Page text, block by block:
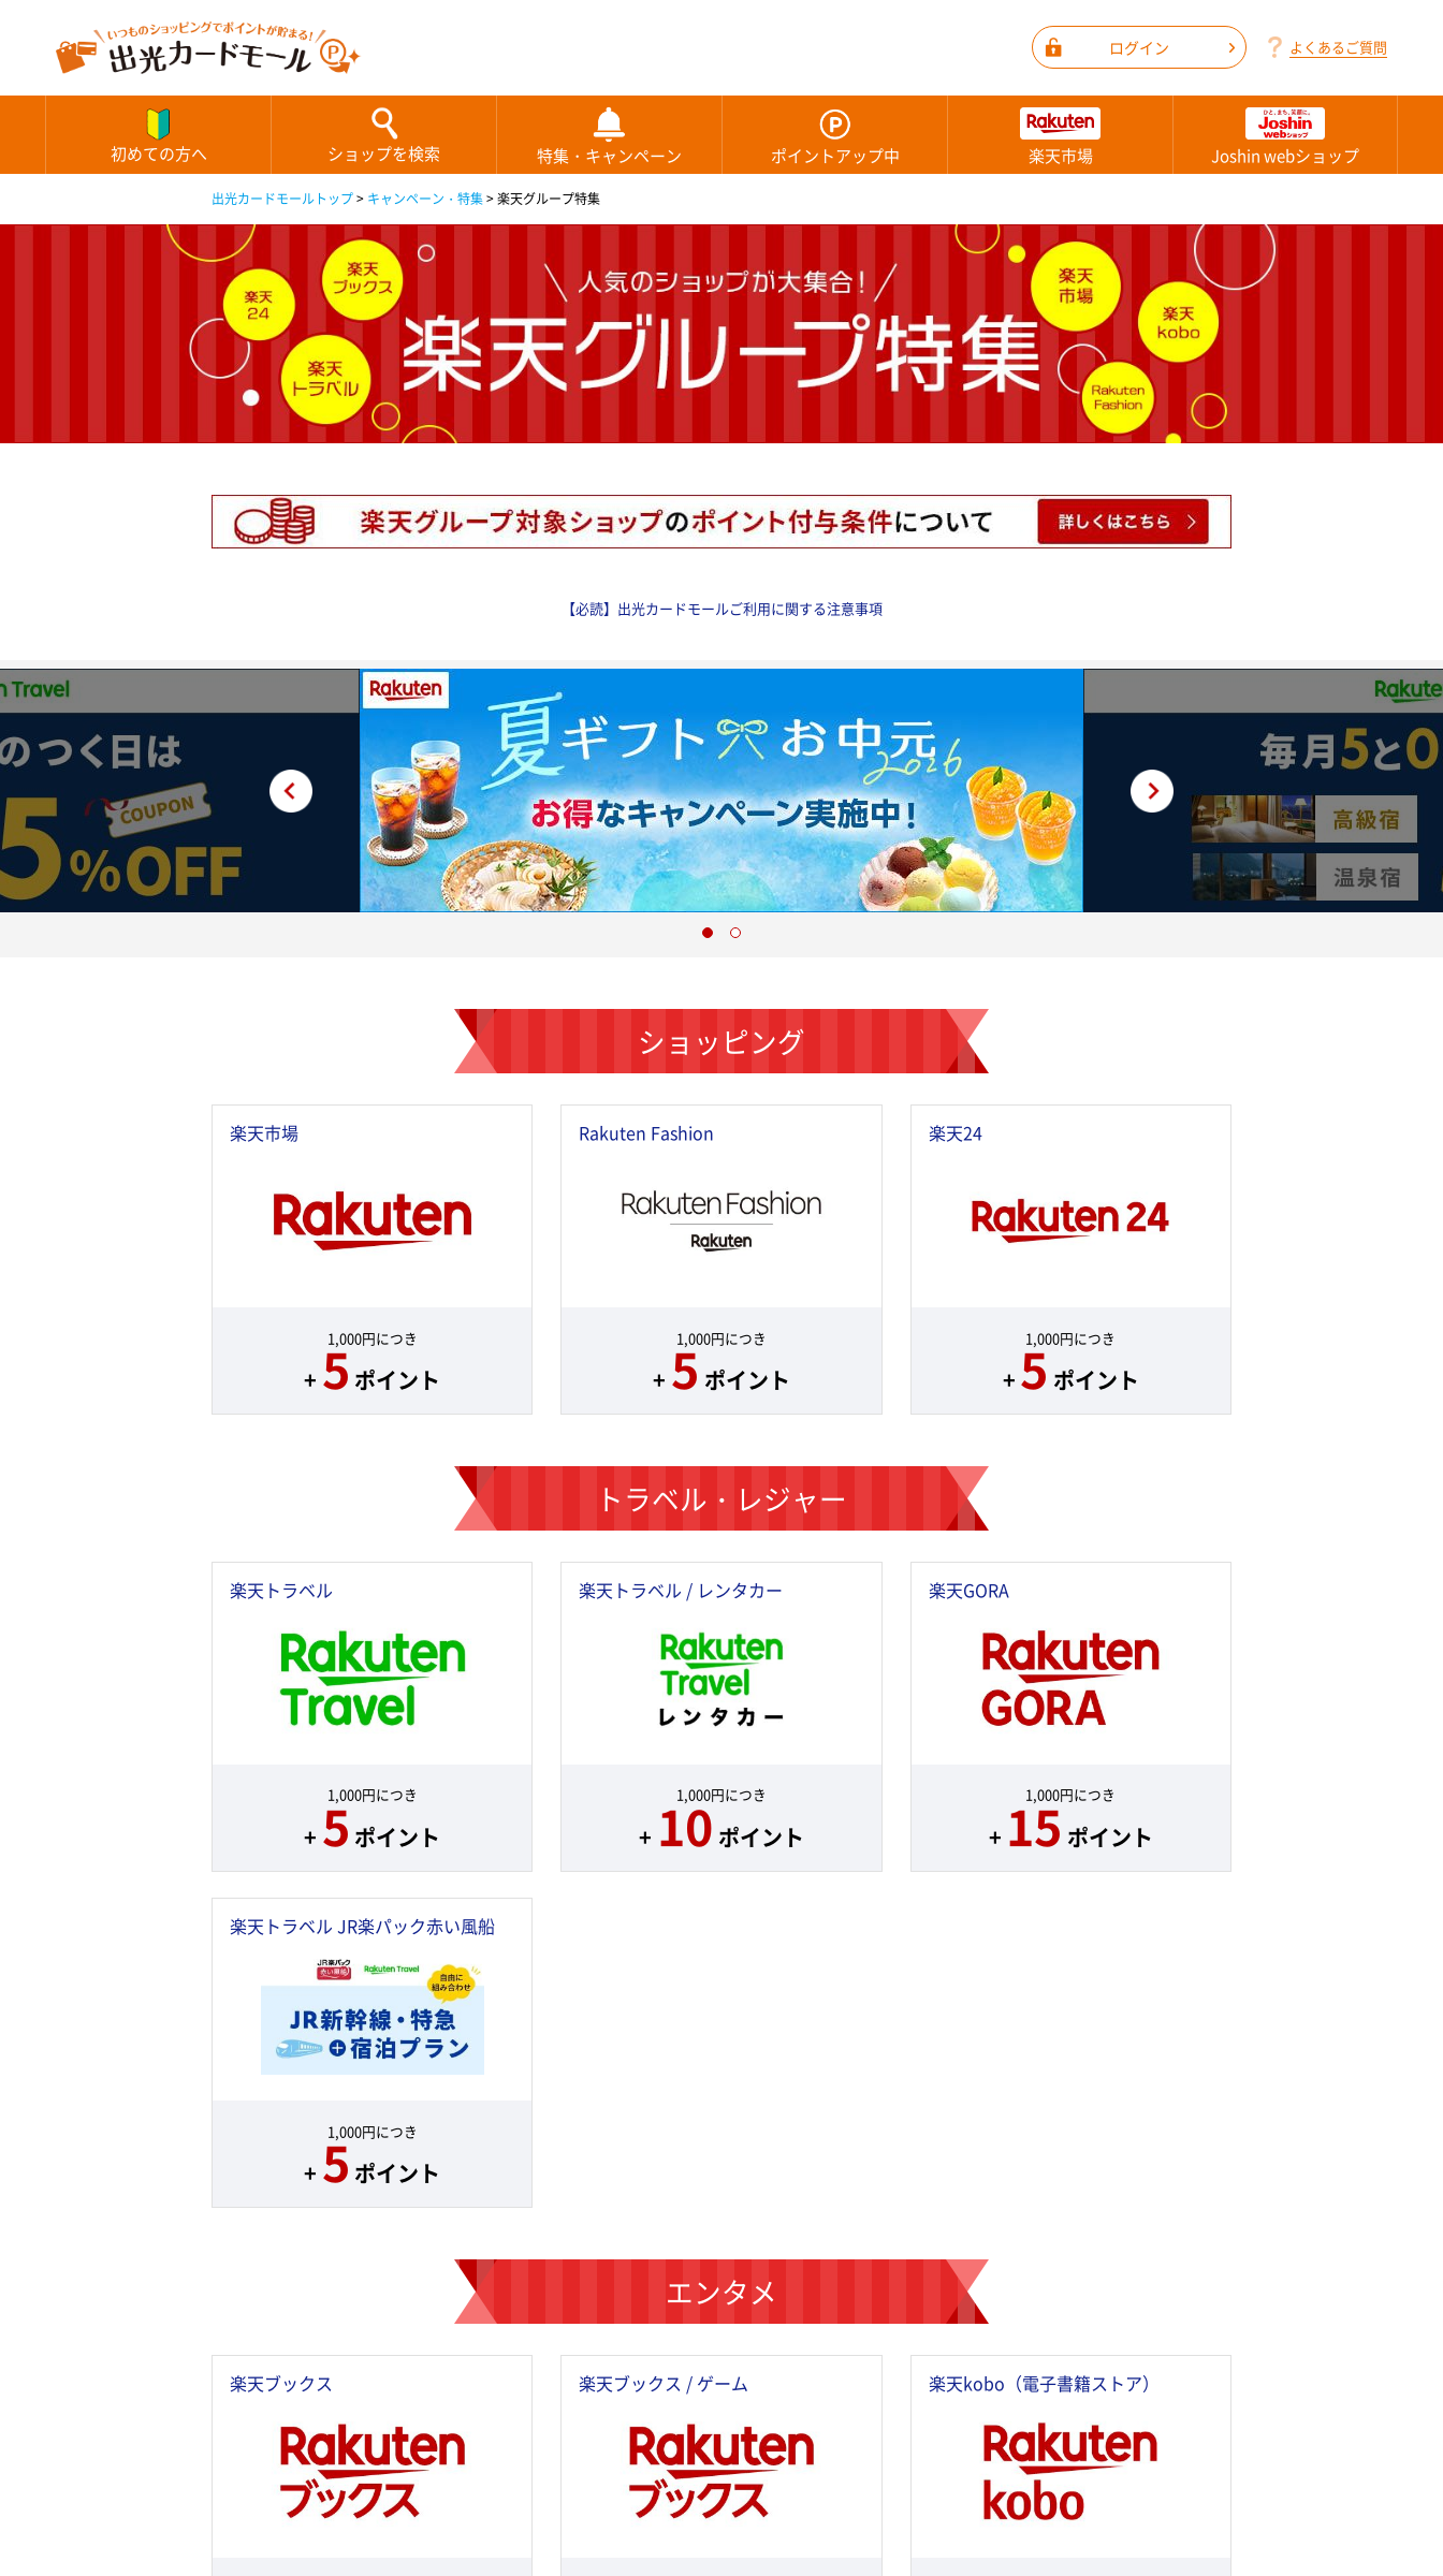
ログイン よくあるご質問
初めての方へ ショップを検索 特集・キャンペーン ポイントアップ中 楽天市場 Joshin webショップ
出光カードモールトップ> キャンペーン・特集>楽天グループ特集
【必読】出光カードモールご利用に関する注意事項
ショッピング
楽天市場
1,000円につき
+ 5ポイント
Rakuten Fashion
1,000円につき
+ 5 ポイント
楽天24
1,000円につき
+ 5ポイント
トラベル・レジャー
楽天トラベル
1,000円につき
+ 5ポイント
楽天トラベル / レンタカー
1,000円につき
+ 10 ポイント
楽天GORA
1,000円につき
+ 15ポイント
楽天トラベル JR楽パック赤い風船
1,000円につき
+ 5ポイント
エンタメ
楽天ブックス 楽天ブックス / ゲーム 楽天kobo（電子書籍ストア）